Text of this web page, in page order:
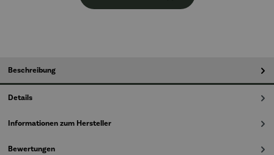
Beschreibung
Details
Informationen zum Hersteller
Bewertungen